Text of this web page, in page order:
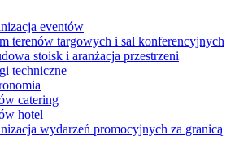
eventów
terenów targowych i sal konferencyjnych
stoisk i aranżacja przestrzeni
techniczne
catering
hotel
wydarzeń promocyjnych za granicą